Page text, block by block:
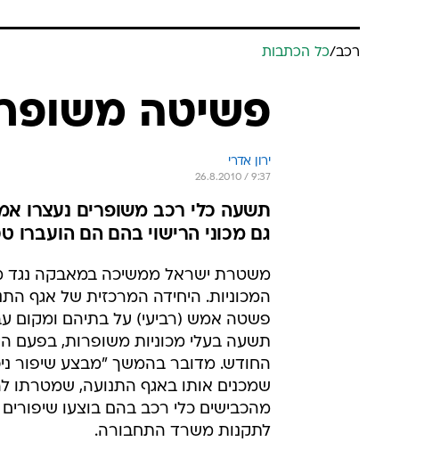
רכב/כל הכתבות
פשיטה
ירון אדרי
26.8.2010 / 9:37
תשעה כלי רכב משופרים נעצרו
גם מכוני הרישוי בהם הם הועברו
משטרת ישראל ממשיכה במאבקה נגד
המכוניות. היחידה המרכזית של אגף
פשטה אמש (רביעי) על בתיהם ומקום
תשעה בעלי מכוניות משופרות, בפעם
החודש. מדובר בהמשך "מבצע שיפור
שמכנים אותו באגף התנועה, שמטרתו
מהכבישים כלי רכב בהם בוצעו שיפורים
לתקנות משרד התחבורה.